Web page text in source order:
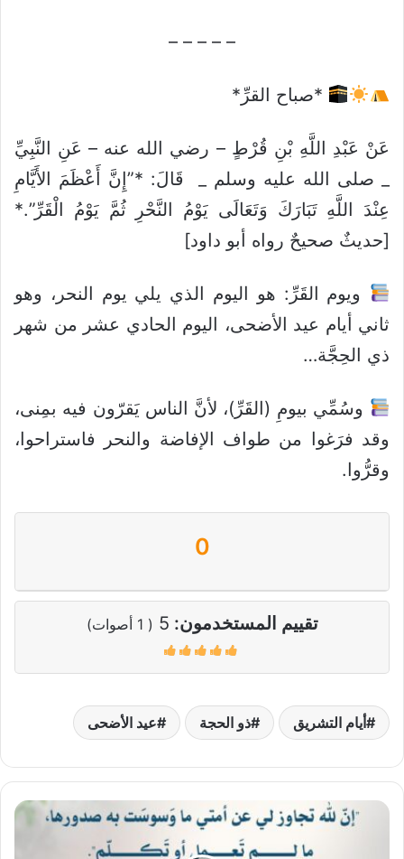
– – – – –
*صباح القرِّ*
عَنْ عَبْدِ اللَّهِ بْنِ قُرْطٍ – رضي الله عنه – عَنِ النَّبِيِّ
_ صلى الله عليه وسلم _ قَالَ: *”إِنَّ أَعْظَمَ الأَيَّامِ
عِنْدَ اللَّهِ تَبَارَكَ وَتَعَالَى يَوْمُ النَّحْرِ ثُمَّ يَوْمُ الْقَرِّ”.*
[حديثٌ صحيحٌ رواه أبو داود]
ويوم القَرِّ: هو اليوم الذي يلي يوم النحر، وهو
ثاني أيام عيد الأضحى، اليوم الحادي عشر من شهر
ذي الحِجَّة…
وسُمِّي بيومِ (القَرِّ)، لأنَّ الناس يَقرّون فيه بمِنى،
وقد فرَغوا من طواف الإفاضة والنحر فاستراحوا،
وقرُّوا.
0
تقييم المستخدمون: 5
(
1 أصوات)
أيام التشريق ذو الحجة عيد الأضحى
إن